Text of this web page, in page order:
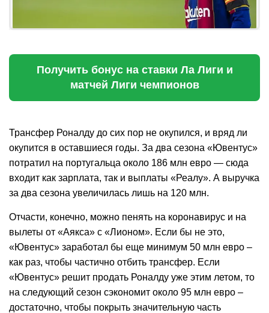
Получить бонус на ставки Ла Лиги и
матчей Лиги чемпионов
Трансфер Роналду до сих пор не окупился, и вряд ли
окупится в оставшиеся годы. За два сезона «Ювентус»
потратил на португальца около 186 млн евро — сюда
входит как зарплата, так и выплаты «Реалу». А выручка
за два сезона увеличилась лишь на 120 млн.
Отчасти, конечно, можно пенять на коронавирус и на
вылеты от «Аякса» с «Лионом». Если бы не это,
«Ювентус» заработал бы еще минимум 50 млн евро –
как раз, чтобы частично отбить трансфер. Если
«Ювентус» решит продать Роналду уже этим летом, то
на следующий сезон сэкономит около 95 млн евро –
достаточно, чтобы покрыть значительную часть